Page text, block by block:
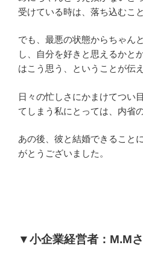
受けている時は、落ち込むこ
でも、最悪の状態からちゃん
し、自分を好きと思えるかと
はこう思う、ということが伝
日々の忙しさにかまけてつい
てしまう私にとっては、内省
あの後、彼と結婚できること
がとうございました。
▼小企業経営者： M.M